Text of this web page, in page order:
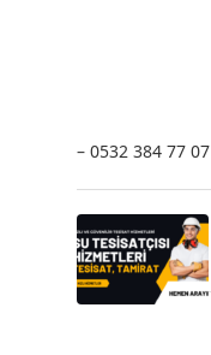
– 0532 384 77 07